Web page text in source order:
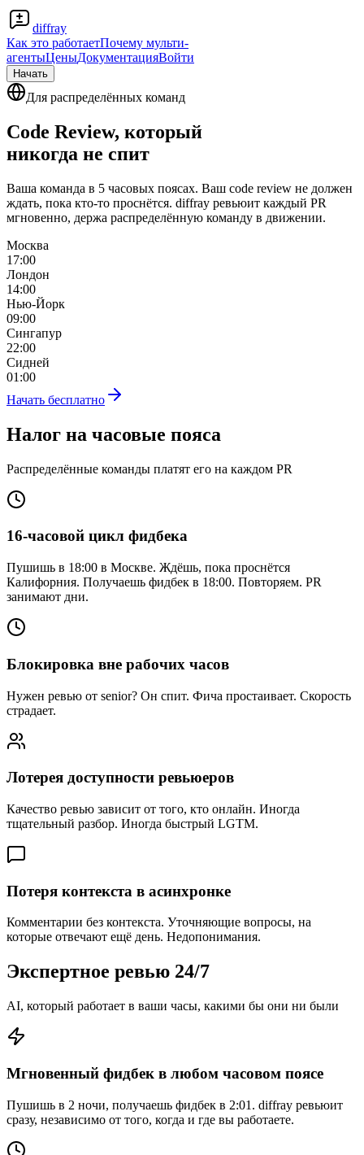
diffray
Как это работаетПочему мульти-
агентыЦеныДокументацияВойти
Начать
Для распределённых команд
Code Review, который
никогда не спит
Ваша команда в 5 часовых поясах. Ваш code review не должен
ждать, пока кто-то проснётся. diffray ревьюит каждый PR
мгновенно, держа распределённую команду в движении.
Москва
17:00
Лондон
14:00
Нью-Йорк
09:00
Сингапур
22:00
Сидней
01:00
Начать бесплатно
Налог на часовые пояса
Распределённые команды платят его на каждом PR
16-часовой цикл фидбека
Пушишь в 18:00 в Москве. Ждёшь, пока проснётся
Калифорния. Получаешь фидбек в 18:00. Повторяем. PR
занимают дни.
Блокировка вне рабочих часов
Нужен ревью от senior? Он спит. Фича простаивает. Скорость
страдает.
Лотерея доступности ревьюеров
Качество ревью зависит от того, кто онлайн. Иногда
тщательный разбор. Иногда быстрый LGTM.
Потеря контекста в асинхронке
Комментарии без контекста. Уточняющие вопросы, на
которые отвечают ещё день. Недопонимания.
Экспертное ревью 24/7
AI, который работает в ваши часы, какими бы они ни были
Мгновенный фидбек в любом часовом поясе
Пушишь в 2 ночи, получаешь фидбек в 2:01. diffray ревьюит
сразу, независимо от того, когда и где вы работаете.